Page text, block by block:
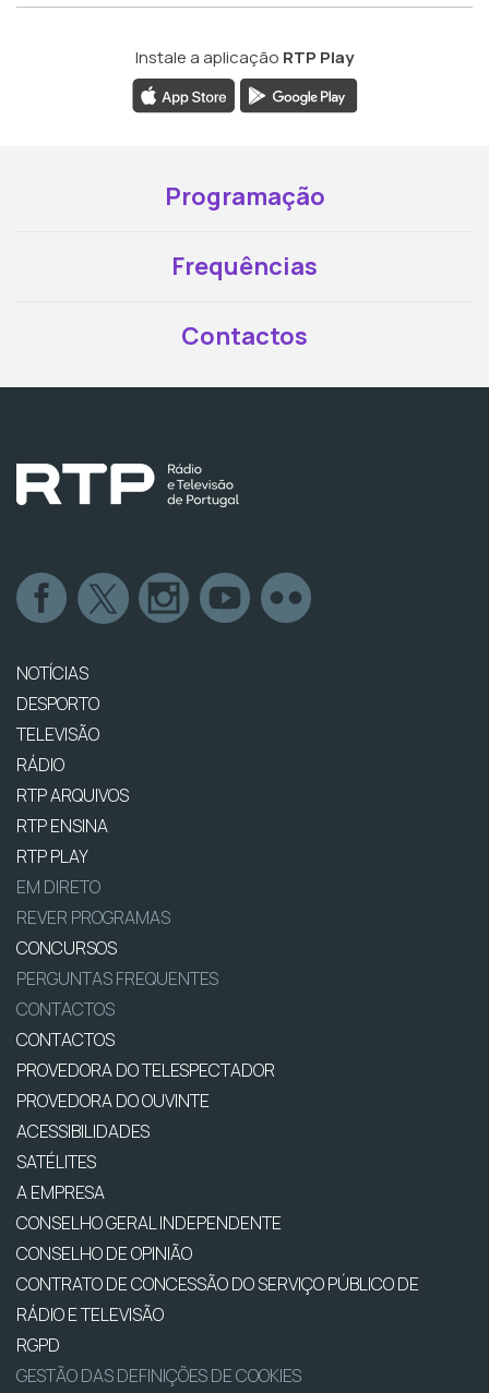
Instale a aplicação RTP Play
Programação
Frequências
Contactos
NOTÍCIAS
DESPORTO
TELEVISÃO
RÁDIO
RTP ARQUIVOS
RTP ENSINA
RTP PLAY
EM DIRETO
REVER PROGRAMAS
CONCURSOS
PERGUNTAS FREQUENTES
CONTACTOS
CONTACTOS
PROVEDORA DO TELESPECTADOR
PROVEDORA DO OUVINTE
ACESSIBILIDADES
SATÉLITES
A EMPRESA
CONSELHO GERAL INDEPENDENTE
CONSELHO DE OPINIÃO
CONTRATO DE CONCESSÃO DO SERVIÇO PÚBLICO DE
RÁDIO E TELEVISÃO
RGPD
GESTÃO DAS DEFINIÇÕES DE COOKIES